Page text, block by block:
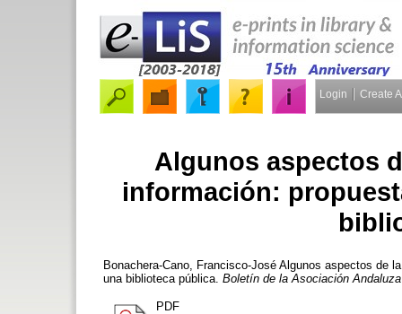
Login Create
Algunos aspectos
información:
Bonachera-Cano, Francisco-José Algunos aspectos de
una biblioteca pública. Boletín de la Asociación
PDF